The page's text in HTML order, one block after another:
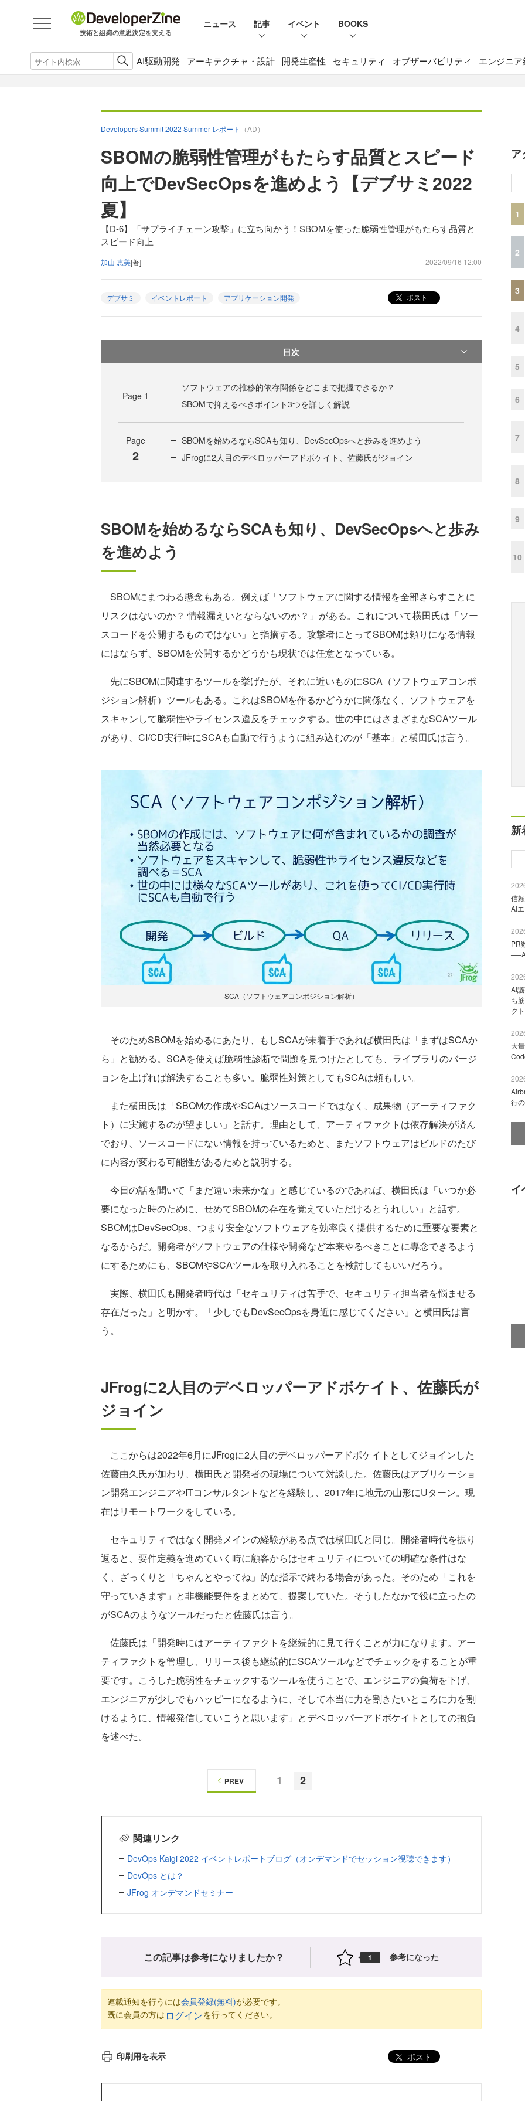
技術と組織の意思決定を支える
ニュース 記事 イベント BOOKS
AI駆動開発 アーキテクチャ・設計 開発生産性 セキュリティ オブザーバビリティ エンジニ
Developers Summit 2022 Summer レポート （AD）
SBOMの脆弱性管理がもたらす品質とスピード
向上でDevSecOpsを進めよう【デブサミ2022
夏】
【D-6】「サプライチェーン攻撃」に立ち向かう！SBOMを使った脆弱性管理がもたらす品質と
スピード向上
加山 恵美[著] 2022/09/16 12:00
デブサミ イベントレポート アプリケーション開発 ポスト
目次
Page 1
ソフトウェアの推移的依存関係をどこまで把握できるか？
SBOMで抑えるべきポイント3つを詳しく解説
Page
2
SBOMを始めるならSCAも知り、DevSecOpsへと歩みを進めよう
JFrogに2人目のデベロッパーアドボケイト、佐藤氏がジョイン
SBOMを始めるならSCAも知り、DevSecOpsへと歩み
を進めよう
SBOMにまつわる懸念もある。例えば「ソフトウェアに関する情報を全部さらすことに
リスクはないのか？ 情報漏えいとならないのか？」がある。これについて横田氏は「ソー
スコードを公開するものではない」と指摘する。攻撃者にとってSBOMは頼りになる情報
にはならず、SBOMを公開するかどうかも現状では任意となっている。
先にSBOMに関連するツールを挙げたが、それに近いものにSCA（ソフトウェアコンポ
ジション解析）ツールもある。これはSBOMを作るかどうかに関係なく、ソフトウェアを
スキャンして脆弱性やライセンス違反をチェックする。世の中にはさまざまなSCAツール
があり、CI/CD実行時にSCAも自動で行うように組み込むのが「基本」と横田氏は言う。
SCA（ソフトウェアコンポジション解析）
そのためSBOMを始めるにあたり、もしSCAが未着手であれば横田氏は「まずはSCAか
ら」と勧める。SCAを使えば脆弱性診断で問題を見つけたとしても、ライブラリのバージ
ョンを上げれば解決することも多い。脆弱性対策としてもSCAは頼もしい。
また横田氏は「SBOMの作成やSCAはソースコードではなく、成果物（アーティファク
ト）に実施するのが望ましい」と話す。理由として、アーティファクトは依存解決が済ん
でおり、ソースコードにない情報を持っているためと、またソフトウェアはビルドのたび
に内容が変わる可能性があるためと説明する。
今日の話を聞いて「まだ遠い未来かな」と感じているのであれば、横田氏は「いつか必
要になった時のために、せめてSBOMの存在を覚えていただけるとうれしい」と話す。
SBOMはDevSecOps、つまり安全なソフトウェアを効率良く提供するために重要な要素と
なるからだ。開発者がソフトウェアの仕様や開発など本来やるべきことに専念できるよう
にするためにも、SBOMやSCAツールを取り入れることを検討してもいいだろう。
実際、横田氏も開発者時代は「セキュリティは苦手で、セキュリティ担当者を悩ませる
存在だった」と明かす。「少しでもDevSecOpsを身近に感じてください」と横田氏は言
う。
JFrogに2人目のデベロッパーアドボケイト、佐藤氏が
ジョイン
ここからは2022年6月にJFrogに2人目のデベロッパーアドボケイトとしてジョインした
佐藤由久氏が加わり、横田氏と開発者の現場について対談した。佐藤氏はアプリケーショ
ン開発エンジニアやITコンサルタントなどを経験し、2017年に地元の山形にUターン。現
在はリモートワークをしている。
セキュリティではなく開発メインの経験がある点では横田氏と同じ。開発者時代を振り
返ると、要件定義を進めていく時に顧客からはセキュリティについての明確な条件はな
く、ざっくりと「ちゃんとやってね」的な指示で終わる場合があった。そのため「これを
守っていきます」と非機能要件をまとめて、提案していた。そうしたなかで役に立ったの
がSCAのようなツールだったと佐藤氏は言う。
佐藤氏は「開発時にはアーティファクトを継続的に見て行くことが力になります。アー
ティファクトを管理し、リリース後も継続的にSCAツールなどでチェックをすることが重
要です。こうした脆弱性をチェックするツールを使うことで、エンジニアの負荷を下げ、
エンジニアが少しでもハッピーになるように、そして本当に力を割きたいところに力を割
けるように、情報発信していこうと思います」とデベロッパーアドボケイトとしての抱負
を述べた。
1 2
PREV
関連リンク
DevOps Kaigi 2022 イベントレポートブログ（オンデマンドでセッション視聴できます）
DevOps とは？
JFrog オンデマンドセミナー
この記事は参考になりましたか？ 1 参考になった
連載通知を行うには会員登録(無料)が必要です。
既に会員の方は ログインを行ってください。
印刷用を表示 ポスト
ア
1
2
3
4
5
6
7
8
9
10
新
信
AI
PR
AI
ち
ク
大
行
イ